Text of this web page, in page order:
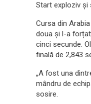
Start exploziv și
Cursa din
doua și l-a
cinci secunde.
finală de 2,843
„A fost una
mândru de
sosire.